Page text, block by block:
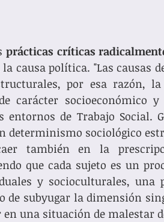
prácticas críticas
causa política. "Las causas
por esa razón,
carácter socioeconómico
de Trabajo Social.
determinismo sociológico
también en la
que cada sujeto es un
y socioculturales, una
de subyugar la dimensión
en una situación de malestar